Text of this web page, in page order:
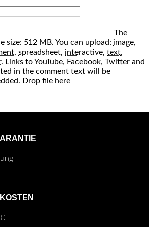
The
size: 512 MB. You can upload: image,
, spreadsheet, interactive, text,
. Links to YouTube, Facebook, Twitter and
in the comment text will be
Drop file here